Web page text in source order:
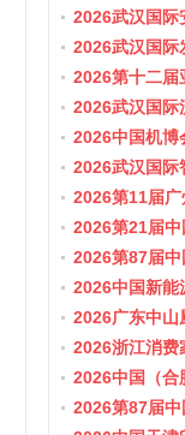
2026武汉国际
展览会
2026武汉国际
2026第十二届
2026武汉国际
会/阀门展
2026中国机博
2026武汉国际
览会
2026第11届
展览会
2026第21届
2026第87届
2026中国新能
能源商用车创
2026广东中山
37届中国家电
2026浙江消费
波)国际电子
2026中国（合
展览会
2026第87届